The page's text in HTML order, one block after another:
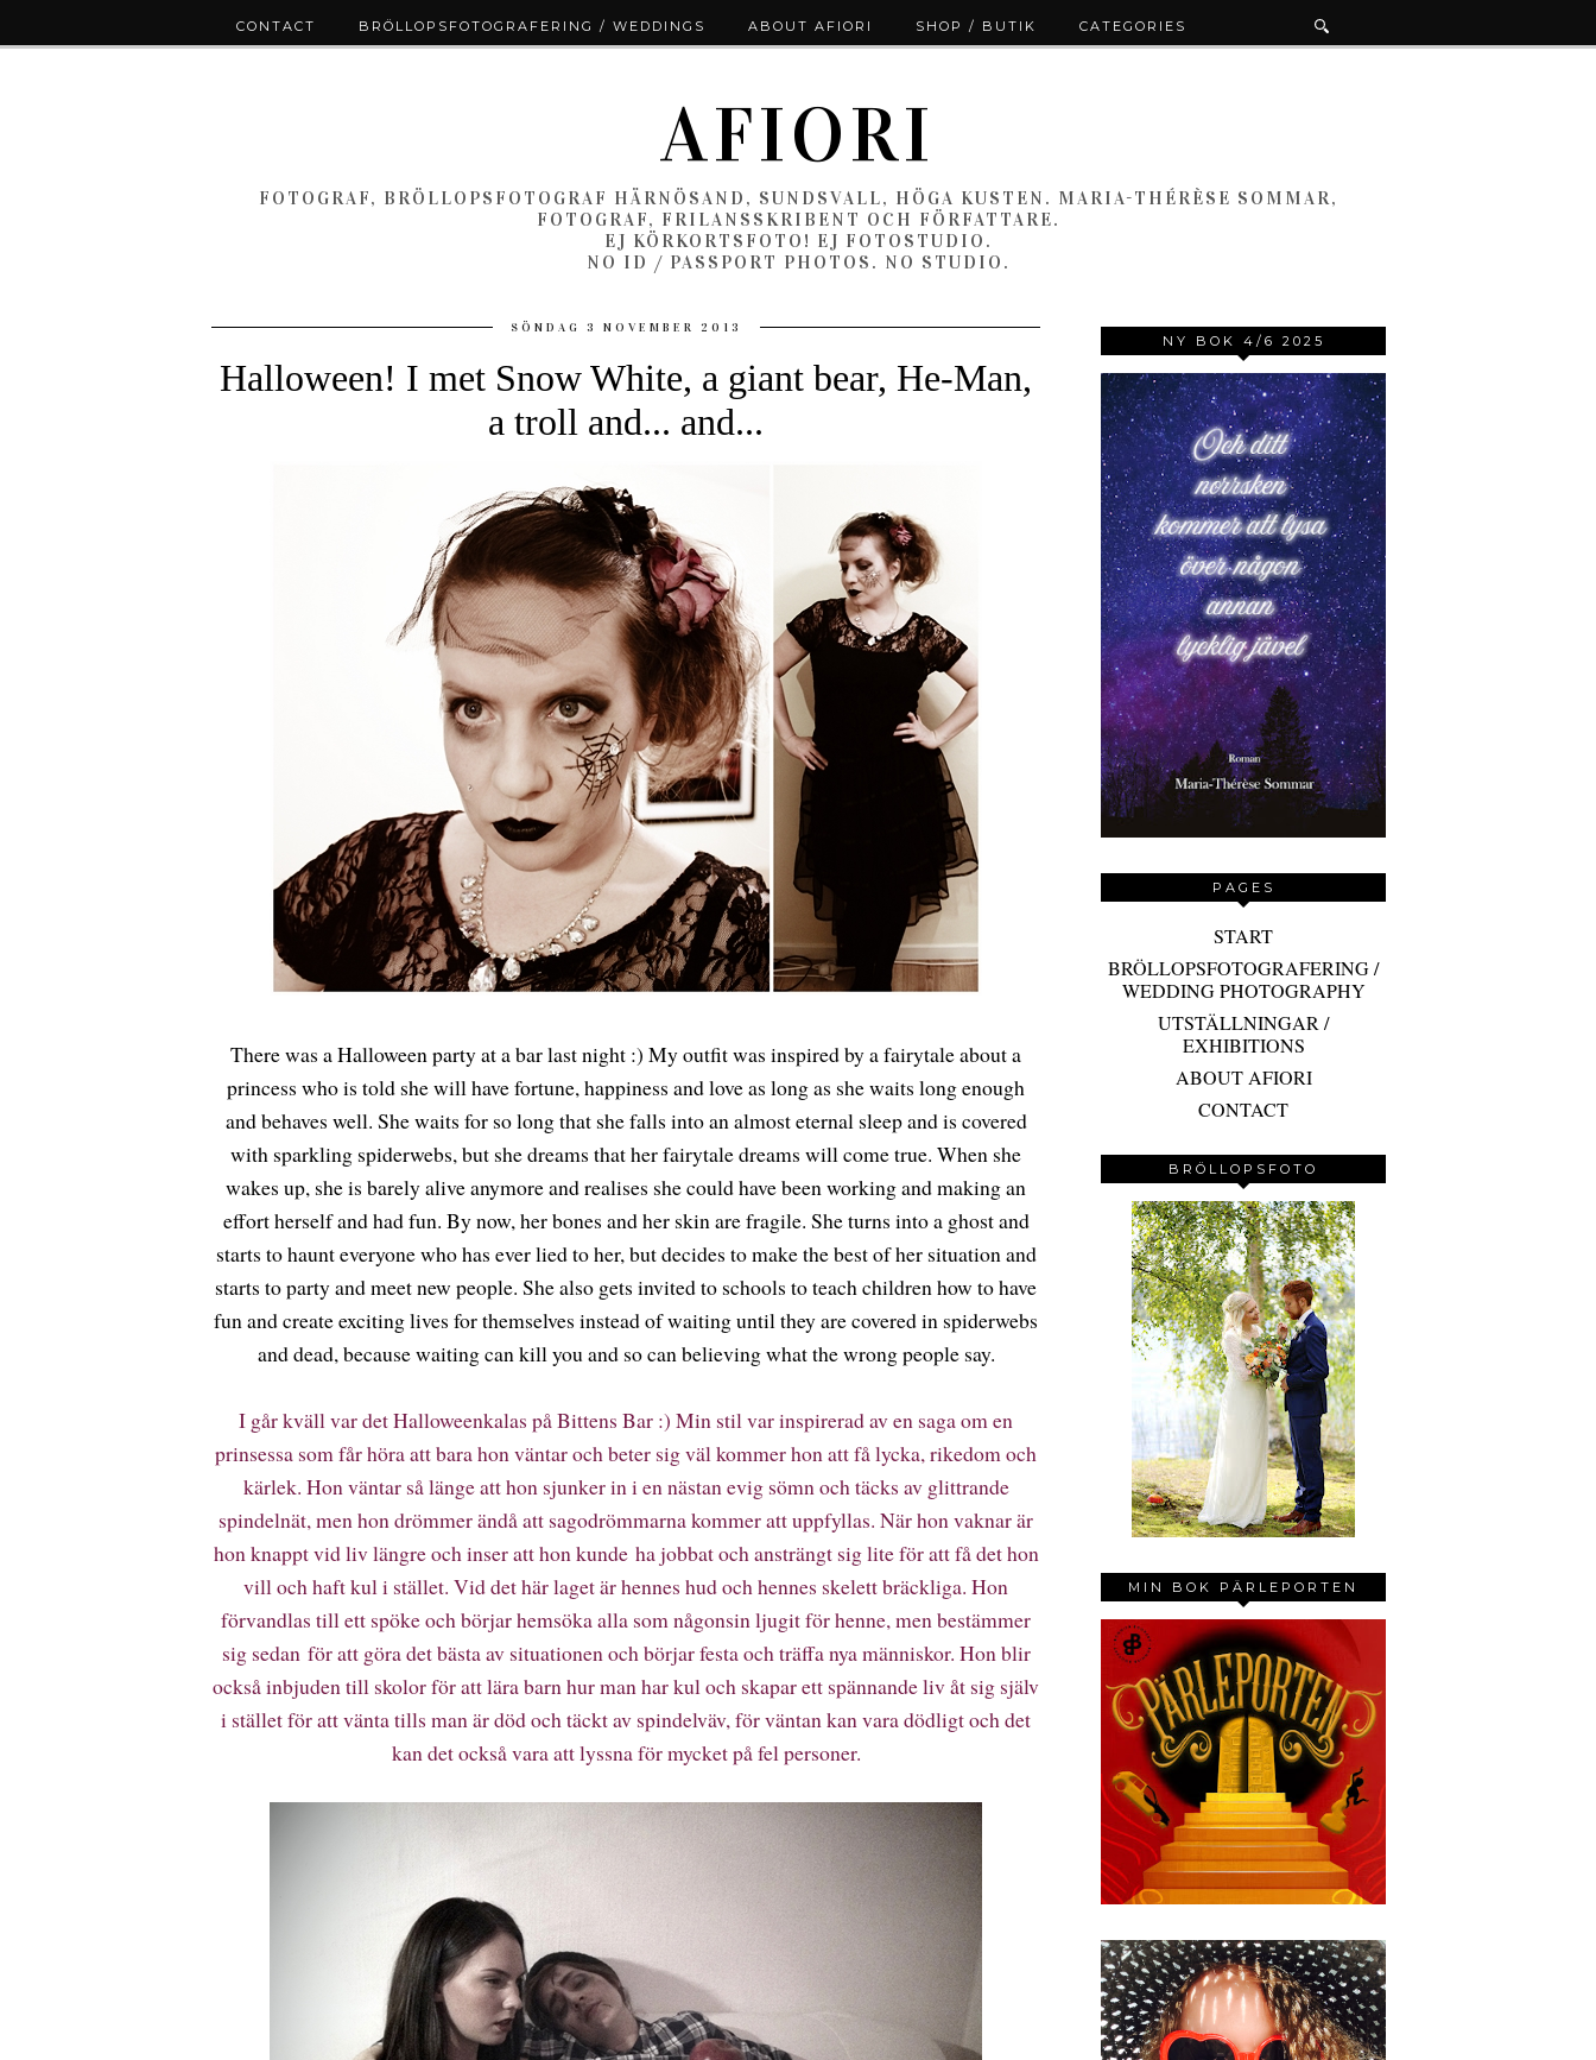
AFIORI
FOTOGRAF, BRÖLLOPSFOTOGRAF HÄRNÖSAND, SUNDSVALL, HÖGA KUSTEN. MARIA-THÉRÈSE SOMMAR,
FOTOGRAF, FRILANSSKRIBENT OCH FÖRFATTARE.
EJ KÖRKORTSFOTO! EJ FOTOSTUDIO.
NO ID / PASSPORT PHOTOS. NO STUDIO.
SÖNDAG 3 NOVEMBER 2013
Halloween! I met Snow White, a giant bear, He-Man,
a troll and... and...
There was a Halloween party at a bar last night :) My outfit was inspired by a fairytale about a
princess who is told she will have fortune, happiness and love as long as she waits long enough
and behaves well. She waits for so long that she falls into an almost eternal sleep and is covered
with sparkling spiderwebs, but she dreams that her fairytale dreams will come true. When she
wakes up, she is barely alive anymore and realises she could havebeen working and making an
effort herself and had fun. By now, her bones and her skin are fragile. She turns into a ghost and
starts to haunt everyone who has ever lied to her, but decides to make the best of her situation and
starts to party and meet new people. She also gets invited to schools to teach children how to have
fun and create exciting lives for themselves instead of waiting until they are covered in spiderwebs
and dead, because waiting can kill you and so can believing what the wrong people say.
I går kväll var det Halloweenkalas på Bittens Bar :) Min stil var inspirerad av en saga om en
prinsessa som får höra att bara hon väntar och beter sig väl kommer hon att få lycka, rikedom och
kärlek. Hon väntar så länge att hon sjunker in i en nästan evig sömn och täcks av glittrande
spindelnät, men hon drömmer ändå att sagodrömmarna kommer att uppfyllas. När hon vaknar är
hon knappt vid liv längre och inser att hon kunde ha jobbat och ansträngt sig lite för att få det hon
vill och haft kul i stället. Vid det här laget är hennes hud och hennes skelett bräckliga. Hon
förvandlas till ett spöke och börjar hemsöka alla som någonsin ljugit för henne, men bestämmer
sig sedan för att göra det bästa av situationen och börjar festa och träffa nya människor. Hon blir
också inbjuden till skolor för att lära barn hur man har kul och skapar ett spännande liv åt sig själv
i stället för att vänta tills man är död och täckt av spindelväv, för väntan kan vara dödligt och det
kan det också vara att lyssna för mycket på fel personer.
NY BOK 4/6 2025
PAGES
START
BRÖLLOPSFOTOGRAFERING /
WEDDING PHOTOGRAPHY
UTSTÄLLNINGAR /
EXHIBITIONS
ABOUT AFIORI
CONTACT
BRÖLLOPSFOTO
CONTACT BRÖLLOPSFOTOGRAFERING / WEDDINGS ABOUT AFIORI SHOP / BUTIK CATEGORIES
MIN BOK PÄRLEPORTEN